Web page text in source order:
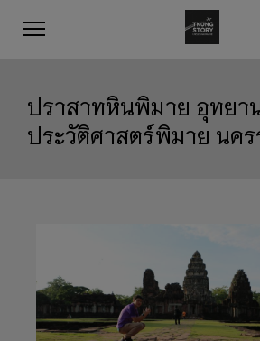
ปราสาทหินพิมาย อุทยา
ประวัติศาสตร์พิมาย นค